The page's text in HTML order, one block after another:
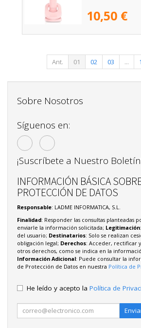
10,50 €
Ant. 01 02 03 ...
Sobre Nosotros
Síguenos en:
¡Suscríbete a Nuestro
INFORMACIÓN BÁSICA
PROTECCIÓN DE DATOS
Responsable: LADME INFORMATICA, S.L.
Finalidad: Responder las consultas planteadas
enviarle la información solicitada; Legitimación
del usuario; Destinatarios: Solo se realizan
obligación legal; Derechos: Acceder, rectificar
otros derechos, como se indica en la
Información Adicional: Puede consultar la
de Protección de Datos en nuestra Política de
He leído y acepto la Política de